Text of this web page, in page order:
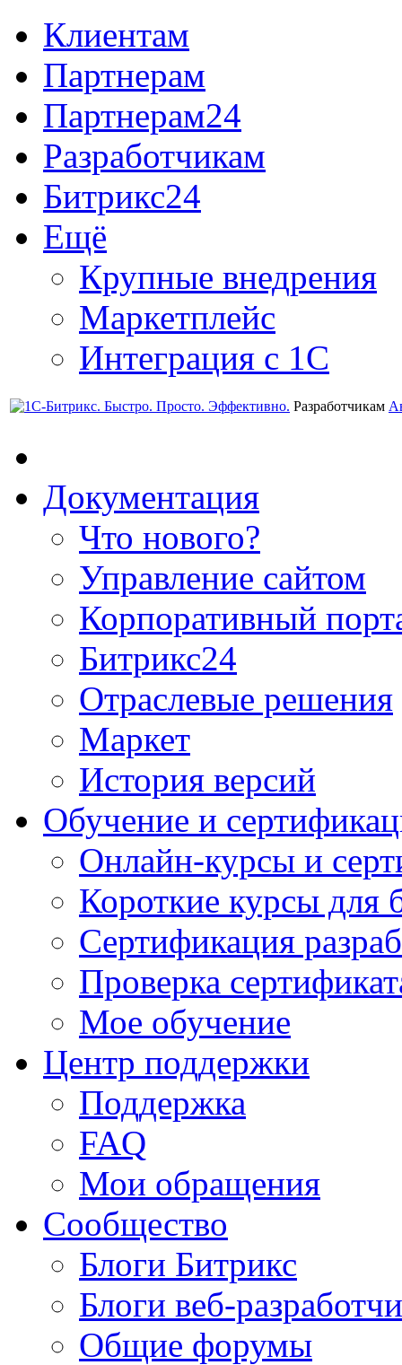
Клиентам
Партнерам
Партнерам24
Разработчикам
Битрикс24
Ещё
Крупные внедрения
Маркетплейс
Интеграция с 1С
Разработчикам
Документация
Что нового?
Управление сайтом
Корпоративный
Битрикс24
Отраслевые решения
Маркет
История версий
Обучение и
Онлайн-курсы и
Короткие курсы для
Сертификация
Проверка
Мое обучение
Центр поддержки
Поддержка
FAQ
Мои обращения
Сообщество
Блоги Битрикс
Блоги веб-
Общие форумы